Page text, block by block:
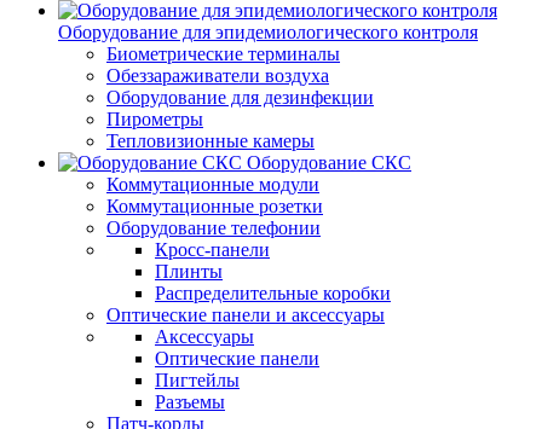
Оборудование для эпидемиологического контроля
Биометрические терминалы
Обеззараживатели воздуха
Оборудование для дезинфекции
Пирометры
Тепловизионные камеры
Оборудование СКС
Коммутационные модули
Коммутационные розетки
Оборудование телефонии
Кросс-панели
Плинты
Распределительные коробки
Оптические панели и аксессуары
Аксессуары
Оптические панели
Пигтейлы
Разъемы
Патч-корды